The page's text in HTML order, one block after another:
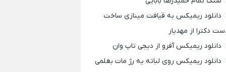
دانلود ریمیکس به قیافت مینازی ساخت
دکترا از مهدیار
دانلود ریمیکس آفرو از ديجی تاپ وان
دانلود ریمیکس روی لباته یه رژ مات بغلمی